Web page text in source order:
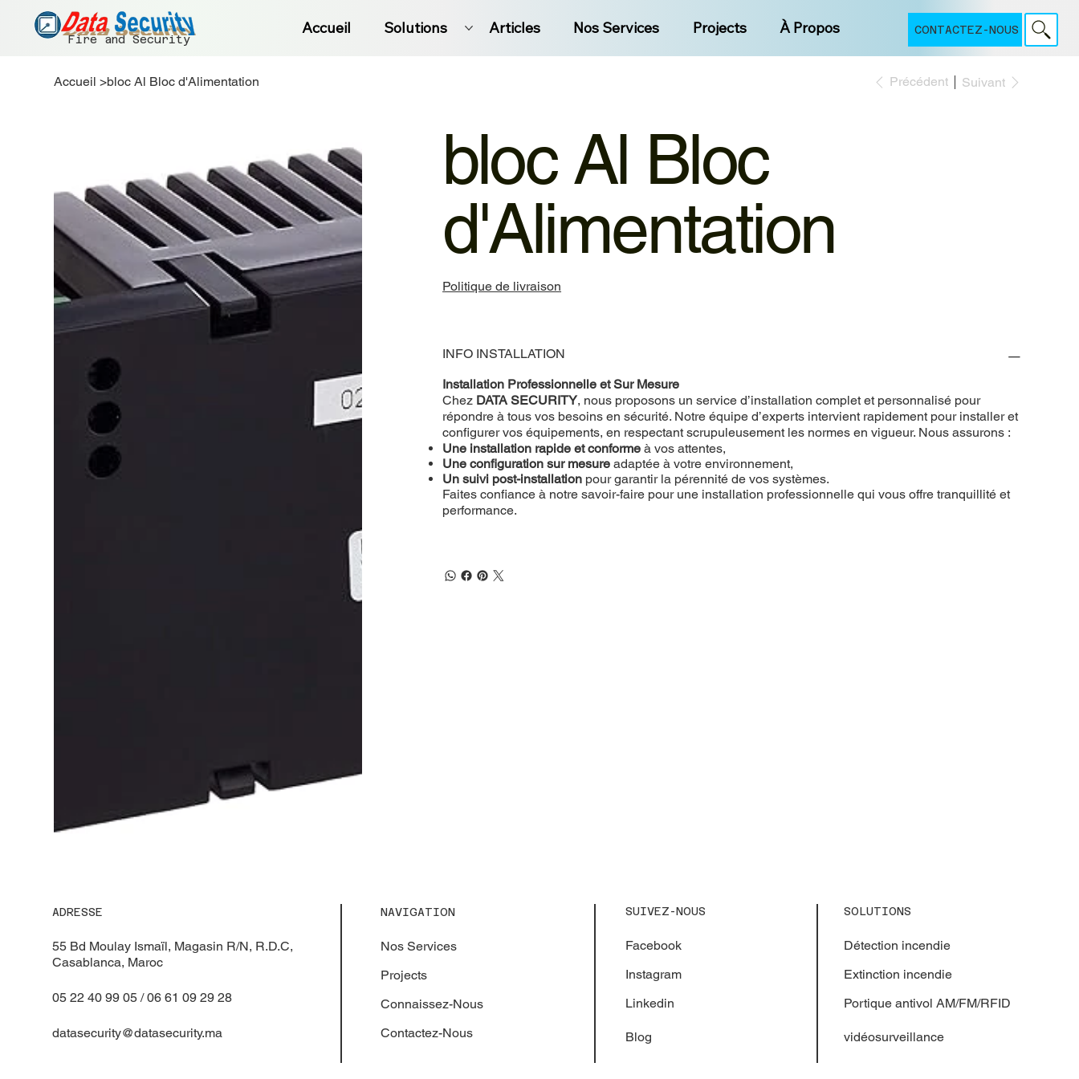
Fire and Security
Accueil Solutions Articles Nos Services Projects À Propos CONTACTEZ-NOUS
Accueil >bloc Al Bloc d'Alimentation Précédent Suivant
bloc Al Bloc
d'Alimentation
Politique de livraison
INFO INSTALLATION
Installation Professionnelle et Sur Mesure
Chez DATA SECURITY, nous proposons un service d’installation complet et personnalisé pour
répondre à tous vos besoins en sécurité. Notre équipe d’experts intervient rapidement pour installer et
configurer vos équipements, en respectant scrupuleusement les normes en vigueur. Nous assurons :
Une installation rapide et conforme à vos attentes,
Une configuration sur mesure adaptée à votre environnement,
Un suivi post-installation pour garantir la pérennité de vos systèmes.
Faites confiance à notre savoir-faire pour une installation professionnelle qui vous offre tranquillité et
performance.
ADRESSE
55 Bd Moulay Ismaïl, Magasin R/N, R.D.C,
Casablanca, Maroc
05 22 40 99 05 / 06 61 09 29 28
datasecurity@datasecurity.ma
NAVIGATION
Nos Services
Projects
Connaissez-Nous
Contactez-Nous
SUIVEZ-NOUS
Facebook
Instagram
Linkedin
Blog
SOLUTIONS
Détection incendie
Extinction incendie
Portique antivol AM/FM/RFID
vidéosurveillance